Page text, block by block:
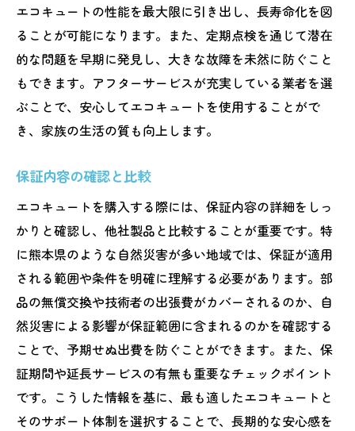
地域特有の気候に適したメンテナンス
水質と地質に応じた修理方法
設置環境に合わせた部品選定
季節変動に対する予防策の提案
地域特有のトラブル事例の紹介
エコキュートの長寿命化を可能にする修理方法
定期点検とメンテナンスの効果
効率的な修理と交換のガイドライン
予防保守で設備寿命を延ばす
トラブル予測と早期対応の利点
環境に配慮した修理技術の活用
長寿命化のための部品選び
安心してエコキュートを使い続けるための修理
業者選び
信頼できる修理業者との長期的な関係
エコキュートの性能を最大限に引き出し、長寿命化を図
ることが可能になります。また、定期点検を通じて潜在
的な問題を早期に発見し、大きな故障を未然に防ぐこと
もできます。アフターサービスが充実している業者を選
ぶことで、安心してエコキュートを使用することがで
き、家族の生活の質も向上します。
保証内容の確認と比較
エコキュートを購入する際には、保証内容の詳細をしっ
かりと確認し、他社製品と比較することが重要です。特
に熊本県のような自然災害が多い地域では、保証が適用
される範囲や条件を明確に理解する必要があります。部
品の無償交換や技術者の出張費がカバーされるのか、自
然災害による影響が保証範囲に含まれるのかを確認する
ことで、予期せぬ出費を防ぐことができます。また、保
証期間や延長サービスの有無も重要なチェックポイント
です。こうした情報を基に、最も適したエコキュートと
そのサポート体制を選択することで、長期的な安心感を